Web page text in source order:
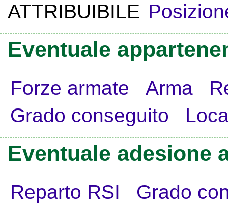
ATTRIBUIBILE
Eventuale
Forze armate Arma
Grado conseguito
Eventuale adesione
Reparto RSI Grado